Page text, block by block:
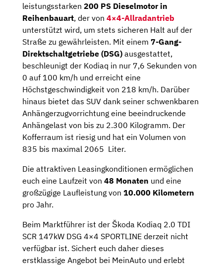
leistungsstarken 200 PS Dieselmotor in
Reihenbauart, der von 4×4-Allradantrieb
unterstützt wird, um stets sicheren Halt auf der
Straße zu gewährleisten. Mit einem 7-Gang-
Direktschaltgetriebe (DSG) ausgestattet,
beschleunigt der Kodiaq in nur 7,6 Sekunden von
0 auf 100 km/h und erreicht eine
Höchstgeschwindigkeit von 218 km/h. Darüber
hinaus bietet das SUV dank seiner schwenkbaren
Anhängerzugvorrichtung eine beeindruckende
Anhängelast von bis zu 2.300 Kilogramm. Der
Kofferraum ist riesig und hat ein Volumen von
835 bis maximal 2065 Liter.
Die attraktiven Leasingkonditionen ermöglichen
euch eine Laufzeit von 48 Monaten und eine
großzügige Laufleistung von 10.000 Kilometern
pro Jahr.
Beim Marktführer ist der Škoda Kodiaq 2.0 TDI
SCR 147kW DSG 4×4 SPORTLINE derzeit nicht
verfügbar ist. Sichert euch daher dieses
erstklassige Angebot bei MeinAuto und erlebt